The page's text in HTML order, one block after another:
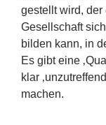
gestellt wird,
Gesellschaft
bilden kann, in
Es gibt eine
klar
machen.